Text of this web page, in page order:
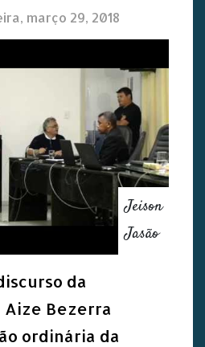
março 29, 2018
Jeison
Jasão
da
Bezerra
ordinária da